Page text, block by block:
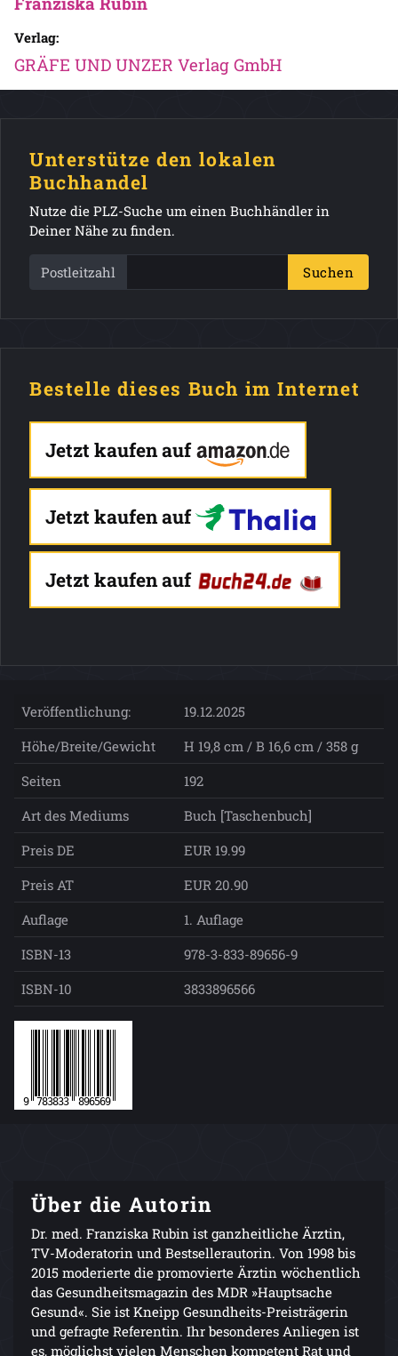
Verlag:
GRÄFE UND UNZER Verlag GmbH
Unterstütze den lokalen
Buchhandel
Nutze die PLZ-Suche um einen Buchhändler in
Deiner Nähe zu finden.
Postleitzahl Suchen
Bestelle dieses Buch im Internet
Jetzt kaufen auf
Jetzt kaufen auf
Jetzt kaufen auf
Veröffentlichung:
19.12.2025
Höhe/Breite/Gewicht
H 19,8 cm / B 16,6 cm / 358 g
Seiten
192
Art des Mediums
Buch [Taschenbuch]
Preis DE
EUR 19.99
Preis AT
EUR 20.90
Auflage
1. Auflage
ISBN-13
978-3-833-89656-9
ISBN-10
3833896566
Über die Autorin
Dr. med. Franziska Rubin ist ganzheitliche Ärztin,
TV-Moderatorin und Bestsellerautorin. Von 1998 bis
2015 moderierte die promovierte Ärztin wöchentlich
das Gesundheitsmagazin des MDR »Hauptsache
Gesund«. Sie ist Kneipp Gesundheits-Preisträgerin
und gefragte Referentin. Ihr besonderes Anliegen ist
es, möglichst vielen Menschen kompetent Rat und